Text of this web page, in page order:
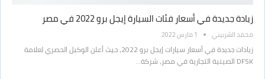
زيادة جديدة في أسعار فئات السيارة إيجل برو 2022 في مصر
محمد الشربيني 1 مارس 2022
زيادات جديدة في أسعار سيارات إيجل برو 2022، حيث أعلن الوكيل الحصري لعلامة
DFSK الصينية التجارية في مصر، شركة…